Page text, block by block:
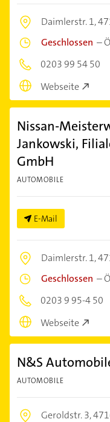
Daimlerstr. 1,
Geschlossen –
0203 99 54 50
Webseite
Nissan-
Jankowski,
GmbH
AUTOMOBILE
E-Mail
Daimlerstr. 1,
Geschlossen –
0203 9 95-4 50
Webseite
N&S
AUTOMOBILE
Geroldstr. 3,